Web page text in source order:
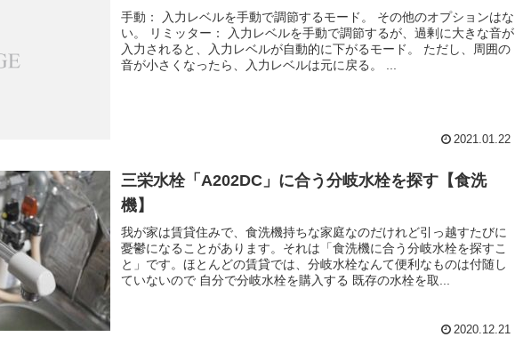
手動： 入力レベルを手動で調節するモード。 その他のオプションはな
い。 リミッター： 入力レベルを手動で調節するが、過剰に大きな音が
入力されると、入力レベルが自動的に下がるモード。 ただし、周囲の
音が小さくなったら、入力レベルは元に戻る。 ...
2021.01.22
三栄水栓「A202DC」に合う分岐水栓を探す【食洗
機】
我が家は賃貸住みで、食洗機持ちな家庭なのだけれど引っ越すたびに
憂鬱になることがあります。それは「食洗機に合う分岐水栓を探すこ
と」です。ほとんどの賃貸では、分岐水栓なんて便利なものは付随し
ていないので 自分で分岐水栓を購入する 既存の水栓を取...
2020.12.21